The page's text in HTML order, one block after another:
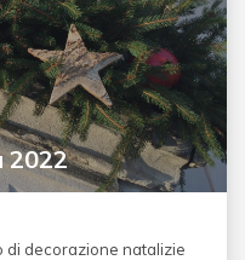
2022
di decorazione natalizie